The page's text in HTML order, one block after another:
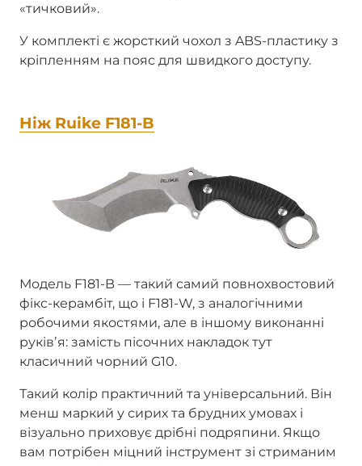
«тичковий».
У комплекті є жорсткий чохол з ABS-пластику з
кріпленням на пояс для швидкого доступу.
Ніж Ruike F181-B
Модель F181-B — такий самий повнохвостовий
фікс-керамбіт, що і F181-W, з аналогічними
робочими якостями, але в іншому виконанні
руківʼя: замість пісочних накладок тут
класичний чорний G10.
Такий колір практичний та універсальний. Він
менш маркий у сирих та брудних умовах і
візуально приховує дрібні подряпини. Якщо
вам потрібен міцний інструмент зі стриманим